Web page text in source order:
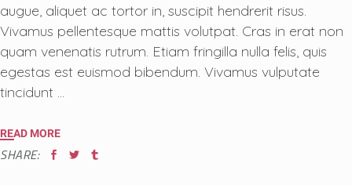
augue, aliquet ac tortor in, suscipit hendrerit risus.
Vivamus pellentesque mattis volutpat. Cras in erat non
quam venenatis rutrum. Etiam fringilla nulla felis, quis
egestas est euismod bibendum. Vivamus vulputate
tincidunt
READ MORE
SHARE: